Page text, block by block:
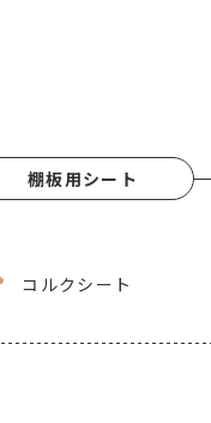
棚板用シート
コルクシート